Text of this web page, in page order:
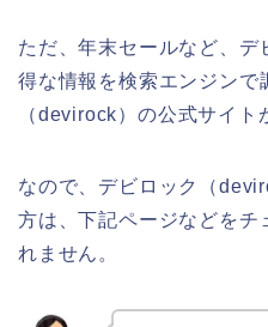
ただ、年末セールなど、
得な情報を検索エンジンで
（devirock）の公式サイト
なので、デビロック（
方は、下記ページなどをチ
れません。